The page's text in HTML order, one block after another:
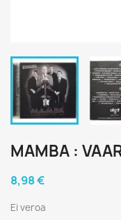
MAMBA :
8,98 €
Ei veroa